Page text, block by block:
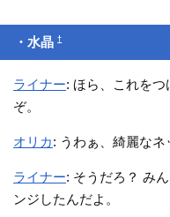
・水晶†
ライナー: ほら、これを
ぞ。
オリカ: うわぁ、綺麗なネ
ライナー: そうだろ？ み
ンジしたんだよ。